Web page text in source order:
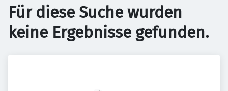
Für diese Suche wurden
keine Ergebnisse gefunden.